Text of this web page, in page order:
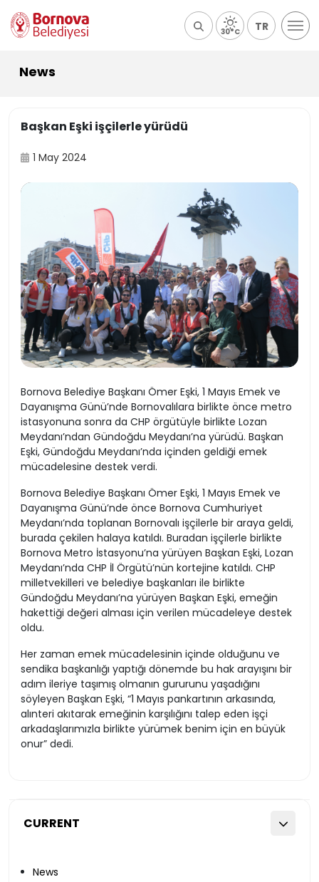
30°C TR
News
CURRENT
News
Başkan Eşki işçilerle yürüdü
1 May 2024
Bornova Belediye Başkanı Ömer Eşki, 1 Mayıs Emek ve
Dayanışma Günü’nde Bornovalılara birlikte önce metro
istasyonuna sonra da CHP örgütüyle birlikte Lozan
Meydanı’ndan Gündoğdu Meydanı’na yürüdü. Başkan
Eşki, Gündoğdu Meydanı’nda içinden geldiği emek
mücadelesine destek verdi.
Bornova Belediye Başkanı Ömer Eşki, 1 Mayıs Emek ve
Dayanışma Günü’nde önce Bornova Cumhuriyet
Meydanı’nda toplanan Bornovalı işçilerle bir araya geldi,
burada çekilen halaya katıldı. Buradan işçilerle birlikte
Bornova Metro İstasyonu’na yürüyen Başkan Eşki, Lozan
Meydanı’nda CHP İl Örgütü’nün kortejine katıldı. CHP
milletvekilleri ve belediye başkanları ile birlikte
Gündoğdu Meydanı’na yürüyen Başkan Eşki, emeğin
hakettiği değeri alması için verilen mücadeleye destek
oldu.
Her zaman emek mücadelesinin içinde olduğunu ve
sendika başkanlığı yaptığı dönemde bu hak arayışını bir
adım ileriye taşımış olmanın gururunu yaşadığını
söyleyen Başkan Eşki, “1 Mayıs pankartının arkasında,
alınteri akıtarak emeğinin karşılığını talep eden işçi
arkadaşlarımızla birlikte yürümek benim için en büyük
onur” dedi.